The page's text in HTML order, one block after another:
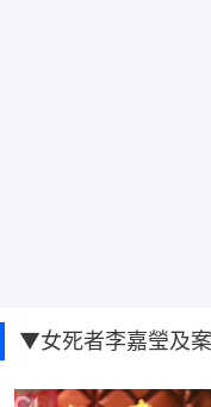
▼女死者李嘉瑩及